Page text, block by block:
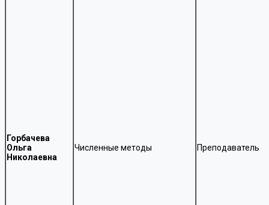
Горбачева
Ольга
Николаевна
Численные методы Преподаватель